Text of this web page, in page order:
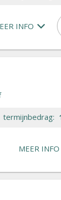
INFO
termijnbedrag:
MEER INFO